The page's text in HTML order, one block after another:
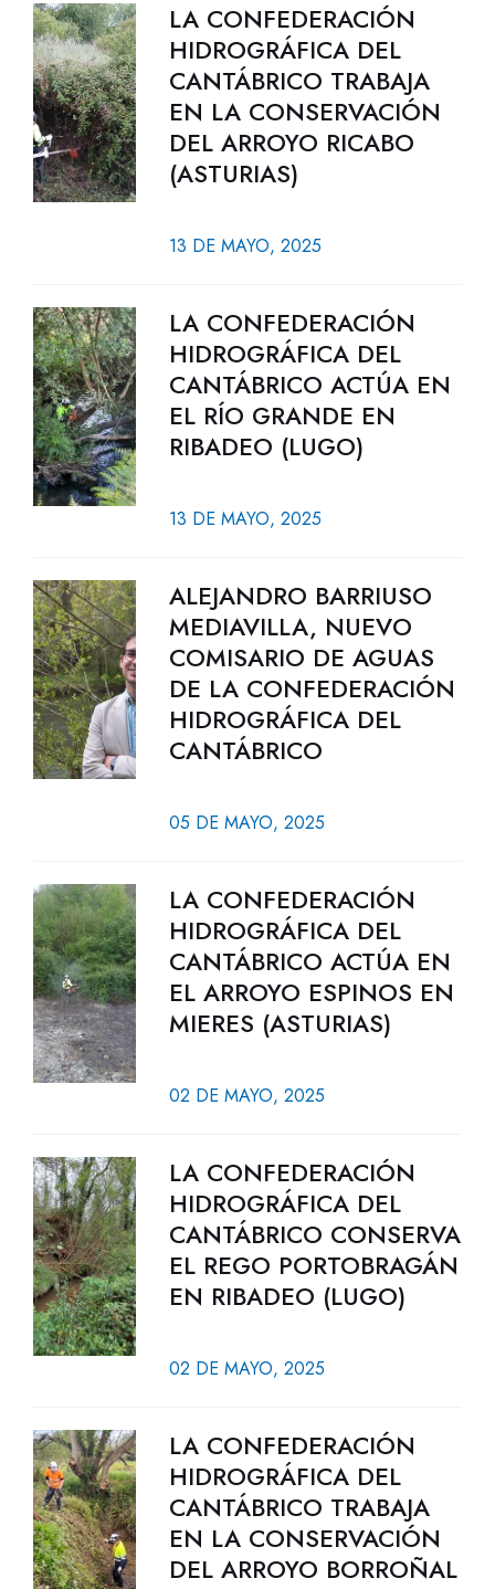
LA CONFEDERACIÓN
HIDROGRÁFICA DEL
CANTÁBRICO TRABAJA
EN LA CONSERVACIÓN
DEL ARROYO RICABO
(ASTURIAS)
13 DE MAYO, 2025
LA CONFEDERACIÓN
HIDROGRÁFICA DEL
CANTÁBRICO ACTÚA EN
EL RÍO GRANDE EN
RIBADEO (LUGO)
13 DE MAYO, 2025
ALEJANDRO BARRIUSO
MEDIAVILLA, NUEVO
COMISARIO DE AGUAS
DE LA CONFEDERACIÓN
HIDROGRÁFICA DEL
CANTÁBRICO
05 DE MAYO, 2025
LA CONFEDERACIÓN
HIDROGRÁFICA DEL
CANTÁBRICO ACTÚA EN
EL ARROYO ESPINOS EN
MIERES (ASTURIAS)
02 DE MAYO, 2025
LA CONFEDERACIÓN
HIDROGRÁFICA DEL
CANTÁBRICO CONSERVA
EL REGO PORTOBRAGÁN
EN RIBADEO (LUGO)
02 DE MAYO, 2025
LA CONFEDERACIÓN
HIDROGRÁFICA DEL
CANTÁBRICO TRABAJA
EN LA CONSERVACIÓN
DEL ARROYO BORROÑAL